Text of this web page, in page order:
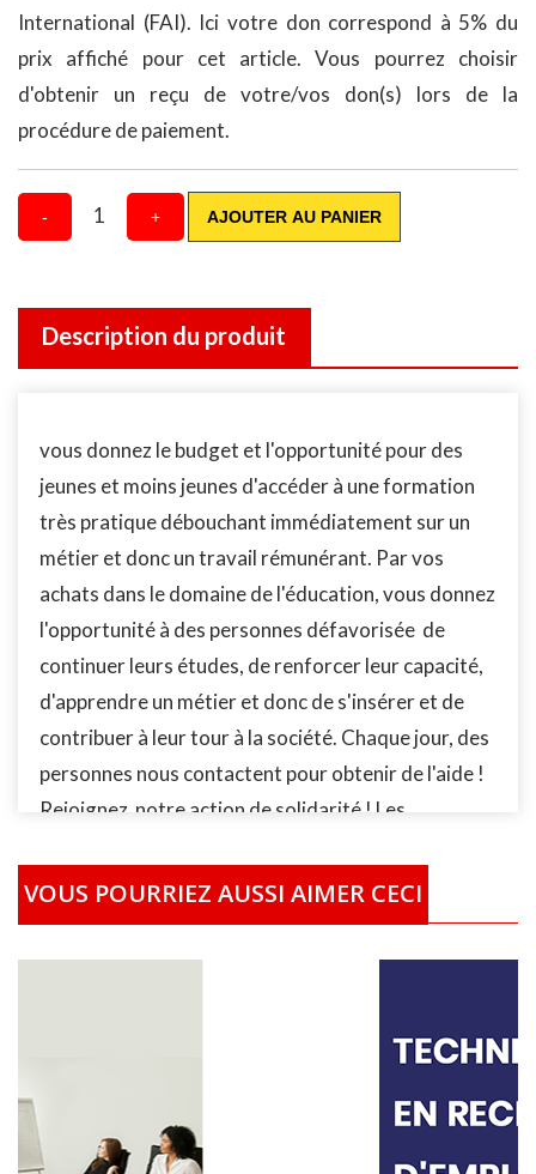
International (FAI). Ici votre don correspond à 5% du
prix affiché pour cet article. Vous pourrez choisir
d'obtenir un reçu de votre/vos don(s) lors de la
procédure de paiement.
- 1 + AJOUTER AU PANIER
Description du produit
vous donnez le budget et l'opportunité pour des
jeunes et moins jeunes d'accéder à une formation
très pratique débouchant immédiatement sur un
métier et donc un travail rémunérant. Par vos
achats dans le domaine de l'éducation, vous donnez
l'opportunité à des personnes défavorisée de
continuer leurs études, de renforcer leur capacité,
d'apprendre un métier et donc de s'insérer et de
contribuer à leur tour à la société. Chaque jour, des
personnes nous contactent pour obtenir de l'aide !
Rejoignez notre action de solidarité ! Les
Fondation AMAN-International (FAI) qui ont des
difficultés à se former, recevrons le financement de
charge complète ou partielle selon le cas de leur
études/formation. Vous pouvez également acheter
plusieurs Kits scolaires afin de nous permettre de
financer plusieurs enfants. Ou achetez plusieurs
VOUS POURRIEZ AUSSI AIMER CECI